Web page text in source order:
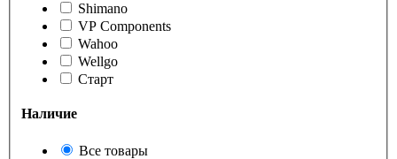
Shimano
VP Components
Wahoo
Wellgo
Старт
Наличие
Все товары